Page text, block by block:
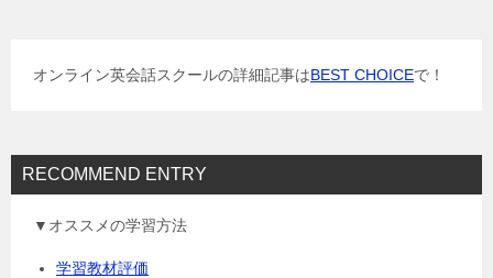
オンライン英会話スクールの詳細記事はBEST CHOICEで！
RECOMMEND ENTRY
▼オススメの学習方法
学習教材評価